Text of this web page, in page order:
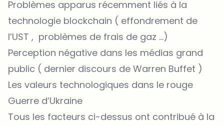
Problèmes apparus récemment liés à la
technologie blockchain ( effondrement de
l’UST , problèmes de frais de gaz …)
Perception négative dans les médias grand
public ( dernier discours de Warren Buffet )
Les valeurs technologiques dans le rouge
Guerre d’Ukraine
Tous les facteurs ci-dessus ont contribué à la